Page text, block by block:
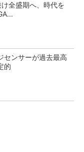
全盛期へ、時代を
センサーが過去最高
的